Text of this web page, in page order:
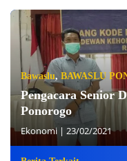
Bawaslu, BAWASLU
Pengacara Senior
Ponorogo
Ekonomi | 23/02/2021